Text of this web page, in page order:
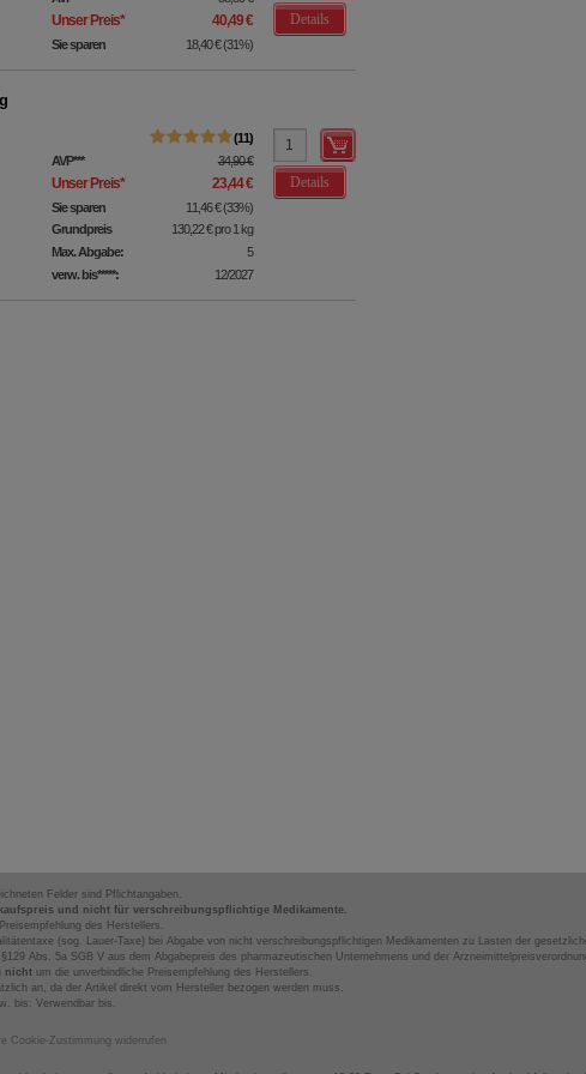
Unser Preis* 40,49 €
Sie sparen 18,40 €(31%)
Details
11
AVP*** 34,90 €
Unser Preis* 23,44 €
Sie sparen 11,46 €(33%)
Grundpreis
130,22 €pro 1 kg
Max. Abgabe:
5
verw. bis*****:
12/2027
Details
Felder sind Pflichtangaben.
und nicht für verschreibungspflichtige Medikamente.
des Herstellers.
(sog. Lauer-Taxe) bei Abgabe von nicht verschreibungspflichtigen Medikamenten zu Lasten der
Abs. 5a SGB V aus dem Abgabepreis des pharmazeutischen Unternehmens und der
nicht um die unverbindliche Preisempfehlung des Herstellers.
an, da der Artikel direkt vom Hersteller bezogen werden muss.
bis: Verwendbar bis.
Cookie-Zustimmung widerrufen